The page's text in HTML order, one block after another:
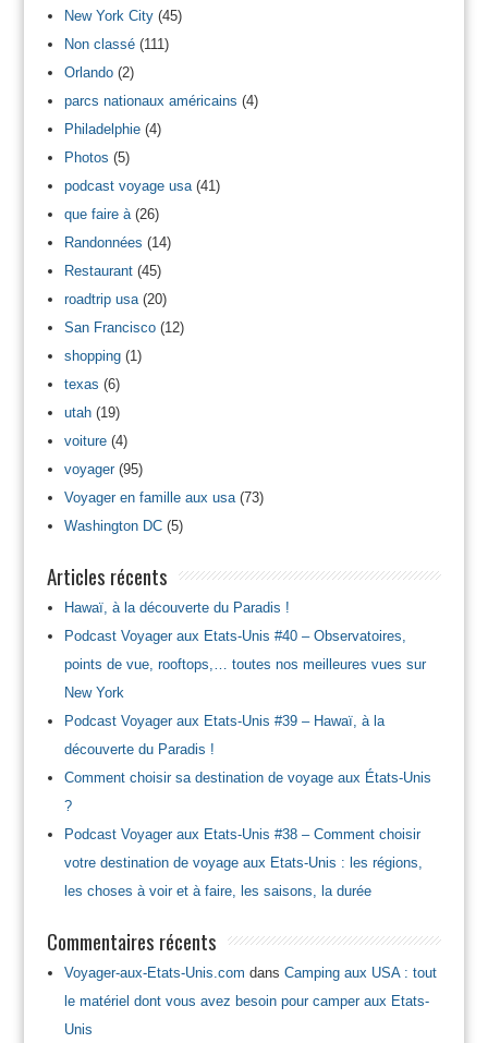
New York City(45)
Non classé(111)
Orlando(2)
parcs nationaux américains (4)
Philadelphie(4)
Photos (5)
podcast voyage usa(41)
que faire à(26)
Randonnées (14)
Restaurant(45)
roadtrip usa(20)
San Francisco(12)
shopping(1)
texas (6)
utah(19)
voiture(4)
voyager(95)
Voyager en famille aux usa(73)
Washington DC(5)
Articles récents
Hawaï, à la découverte du Paradis !
Podcast Voyager aux Etats-Unis #40 – Observatoires,
points de vue, rooftops,… toutes nos meilleures vues sur
New York
Podcast Voyager aux Etats-Unis #39 – Hawaï, à la
découverte du Paradis !
Comment choisir sa destination de voyage aux États-Unis
?
Podcast Voyager aux Etats-Unis #38 – Comment choisir
votre destination de voyage aux Etats-Unis : les régions,
les choses à voir et à faire, les saisons, la durée
Commentaires récents
Voyager-aux-Etats-Unis.com dans Camping aux USA : tout
le matériel dont vous avez besoin pour camper aux Etats-
Unis